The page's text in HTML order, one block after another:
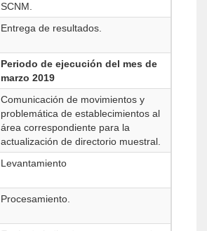
SCNM.
Entrega de resultados.
Periodo de ejecución del mes de
marzo 2019
Comunicación de movimientos y
problemática de establecimientos al
área correspondiente para la
actualización de directorio muestral.
Levantamiento
Procesamiento.